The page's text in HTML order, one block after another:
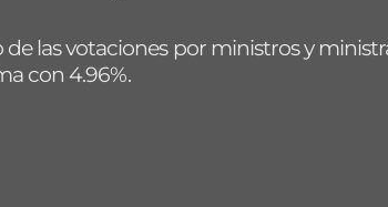
las votaciones por ministros y
con 4.96%.